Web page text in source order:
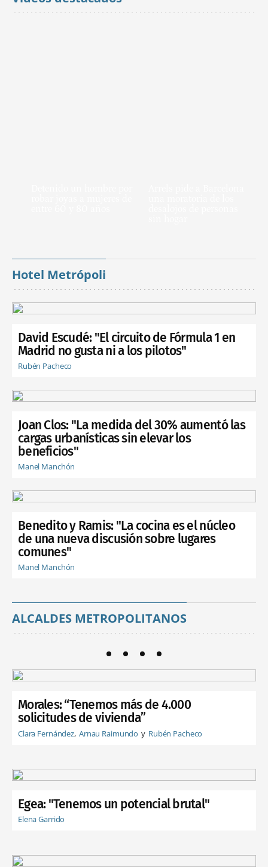
Hotel Metrópoli
David Escudé: "El circuito de Fórmula 1 en
Madrid no gusta ni a los pilotos"
Rubén Pacheco
Joan Clos: "La medida del 30% aumentó las
cargas urbanísticas sin elevar los
beneficios"
Manel Manchón
Benedito y Ramis: "La cocina es el núcleo
de una nueva discusión sobre lugares
comunes"
Manel Manchón
ALCALDES METROPOLITANOS
Morales: “Tenemos más de 4.000
solicitudes de vivienda”
Clara Fernández Arnau Raimundo Rubén Pacheco
Egea: "Tenemos un potencial brutal"
Elena Garrido